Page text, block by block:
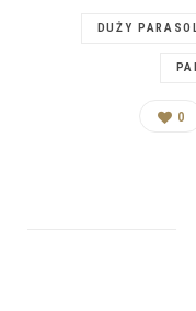
DUŻY
0